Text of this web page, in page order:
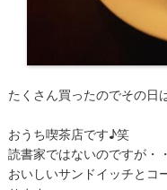
たくさん買ったのでその日
おうち喫茶店です♪笑
読書家ではないのですが・
おいしいサンドイッチとコ